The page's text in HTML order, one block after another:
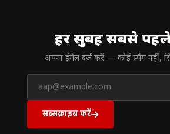
हर सुबह सबसे
अपना ईमेल दर्ज करें — कोई स्पैम नहीं,
सब्सक्राइब करें